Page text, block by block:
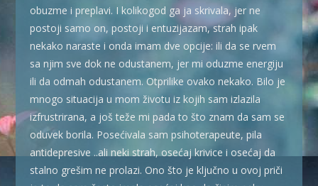
obuzme i preplavi. I kolikogod ga ja skrivala, jer ne
postoji samo on, postoji i entuzijazam, strah ipak
nekako naraste i onda imam dve opcije: ili da se rvem
sa njim sve dok ne odustanem, jer mi oduzme energiju
ili da odmah odustanem. Otprilike ovako nekako. Bilo je
mnogo situacija u mom životu iz kojih sam izlazila
izfrustrirana, a još teže mi pada to što znam da sam se
oduvek borila. Posećivala sam psihoterapeute, pila
antidepresive ..ali neki strah, osećaj krivice i osećaj da
stalno grešim ne prolazi. Ono što je ključno u ovoj priči